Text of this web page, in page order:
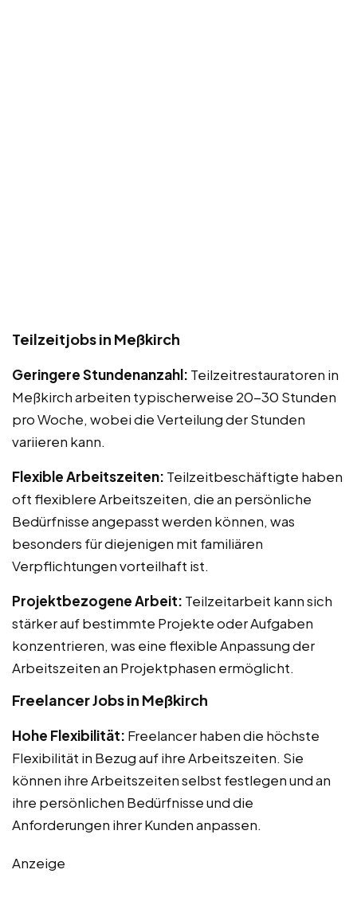
Teilzeitjobs in Meßkirch
Geringere Stundenanzahl: Teilzeitrestauratoren in
Meßkirch arbeiten typischerweise 20-30 Stunden
pro Woche, wobei die Verteilung der Stunden
variieren kann.
Flexible Arbeitszeiten: Teilzeitbeschäftigte haben
oft flexiblere Arbeitszeiten, die an persönliche
Bedürfnisse angepasst werden können, was
besonders für diejenigen mit familiären
Verpflichtungen vorteilhaft ist.
Projektbezogene Arbeit: Teilzeitarbeit kann sich
stärker auf bestimmte Projekte oder Aufgaben
konzentrieren, was eine flexible Anpassung der
Arbeitszeiten an Projektphasen ermöglicht.
Freelancer Jobs in Meßkirch
Hohe Flexibilität: Freelancer haben die höchste
Flexibilität in Bezug auf ihre Arbeitszeiten. Sie
können ihre Arbeitszeiten selbst festlegen und an
ihre persönlichen Bedürfnisse und die
Anforderungen ihrer Kunden anpassen.
Anzeige